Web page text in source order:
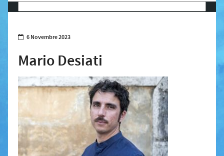
6 Novembre 2023
Mario Desiati